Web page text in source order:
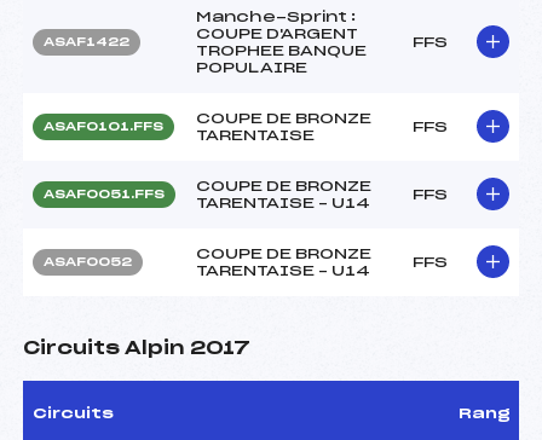
ASAF1422
Manche-Sprint :
COUPE D'ARGENT
TROPHEE BANQUE
POPULAIRE
FFS
ASAF0101.FFS
COUPE DE BRONZE
TARENTAISE
FFS
ASAF0051.FFS
COUPE DE BRONZE
TARENTAISE – U14
FFS
ASAF0052
COUPE DE BRONZE
TARENTAISE – U14
FFS
Circuits Alpin 2017
Circuits Rang